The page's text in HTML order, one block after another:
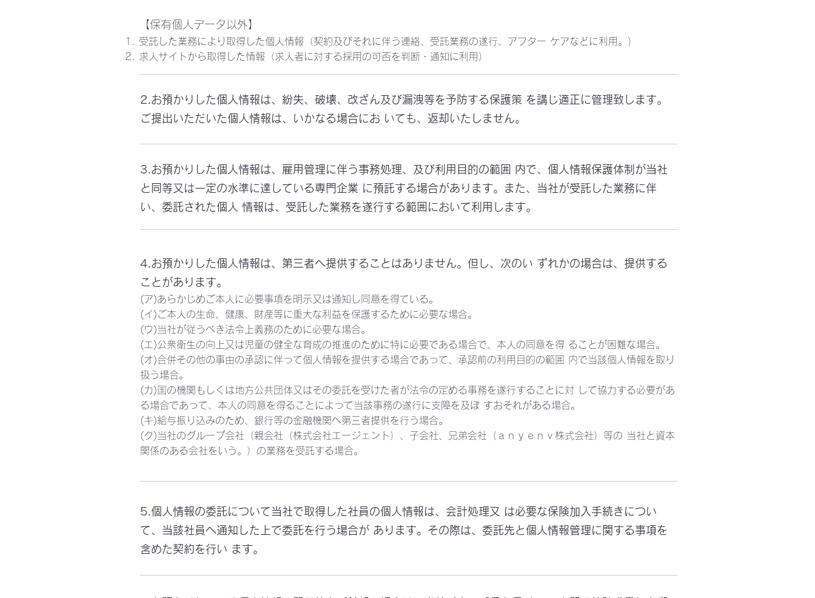
【保有個人データ以外】
受託した業務により取得した個人情報（契約及びそれに伴う連絡、受託業務の遂行、アフター ケアなどに利用。）
求人サイトから取得した情報（求人者に対する採用の可否を判断・通知に利用）
2.お預かりした個人情報は、紛失、破壊、改ざん及び漏洩等を予防する保護策 を講じ適正に管理致します。
ご提出いただいた個人情報は、いかなる場合にお いても、返却いたしません。
3.お預かりした個人情報は、雇用管理に伴う事務処理、及び利用目的の範囲 内で、個人情報保護体制が当社
と同等又は一定の水準に達している専門企業 に預託する場合があります。また、当社が受託した業務に伴
い、委託された個人 情報は、受託した業務を遂行する範囲において利用します。
4.お預かりした個人情報は、第三者へ提供することはありません。但し、次のい ずれかの場合は、提供する
ことがあります。
(ア)あらかじめご本人に必要事項を明示又は通知し同意を得ている。
(イ)ご本人の生命、健康、財産等に重大な利益を保護するために必要な場合。
(ウ)当社が従うべき法令上義務のために必要な場合。
(エ)公衆衛生の向上又は児童の健全な育成の推進のために特に必要である場合で、本人の同意を得 ることが困難な場合。
(オ)合併その他の事由の承認に伴って個人情報を提供する場合であって、承認前の利用目的の範囲 内で当該個人情報を取り
扱う場合。
(カ)国の機関もしくは地方公共団体又はその委託を受けた者が法令の定める事務を遂行することに対 して協力する必要があ
る場合であって、本人の同意を得ることによって当該事務の遂行に支障を及ぼ すおそれがある場合。
(キ)給与振り込みのため、銀行等の金融機関へ第三者提供を行う場合。
(ク)当社のグループ会社（親会社（株式会社エージェント）、子会社、兄弟会社（ａｎｙｅｎｖ株式会社）等の 当社と資本
関係のある会社をいう。）の業務を受託する場合。​
5.個人情報の委託について当社で取得した社員の個人情報は、会計処理又 は必要な保険加入手続きについ
て、当該社員へ通知した上で委託を行う場合が あります。その際は、委託先と個人情報管理に関する事項を
含めた契約を行い ます。